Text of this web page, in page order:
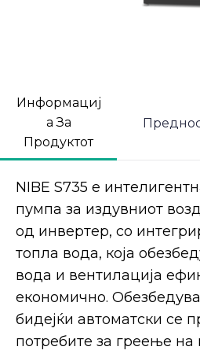
Информациј
а За
Продуктот
NIBE S735 е
пумпа за издувниот
од инвертер, со
топла вода, која
вода и вентилација
економично.
бидејќи автоматски се
потребите за греење